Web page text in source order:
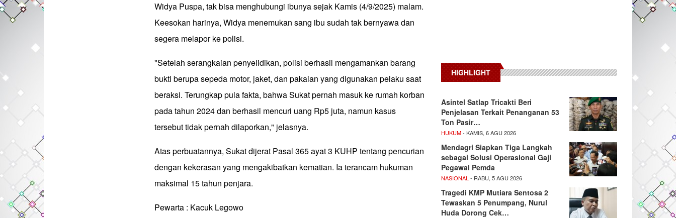
Widya Puspa, tak bisa menghubungi ibunya sejak Kamis (4/9/2025) malam.
Keesokan harinya, Widya menemukan sang ibu sudah tak bernyawa dan
segera melapor ke polisi.
"Setelah serangkaian penyelidikan, polisi berhasil mengamankan barang
bukti berupa sepeda motor, jaket, dan pakaian yang digunakan pelaku saat
beraksi. Terungkap pula fakta, bahwa Sukat pernah masuk ke rumah korban
pada tahun 2024 dan berhasil mencuri uang Rp5 juta, namun kasus
tersebut tidak pernah dilaporkan," jelasnya.
Atas perbuatannya, Sukat dijerat Pasal 365 ayat 3 KUHP tentang pencurian
dengan kekerasan yang mengakibatkan kematian. Ia terancam hukuman
maksimal 15 tahun penjara.
Pewarta : Kacuk Legowo
HIGHLIGHT
Asintel Satlap Tricakti Beri
Penjelasan Terkait Penanganan 53
Ton Pasir…
HUKUM- KAMIS, 6 AGU 2026
Mendagri Siapkan Tiga Langkah
sebagai Solusi Operasional Gaji
Pegawai Pemda
NASIONAL - RABU, 5 AGU 2026
Tragedi KMP Mutiara Sentosa 2
Tewaskan 5 Penumpang, Nurul
Huda Dorong Cek…